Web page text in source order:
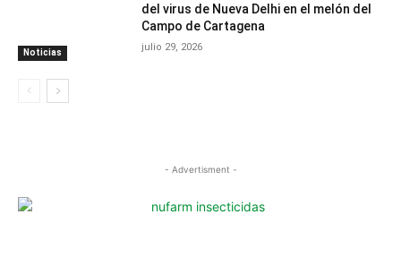
Noticias
del virus de Nueva Delhi en el melón del
Campo de Cartagena
julio 29, 2026
- Advertisment -